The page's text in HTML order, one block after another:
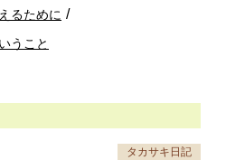
るために /
うこと
タカサキ日記